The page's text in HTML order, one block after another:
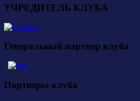
УЧРЕДИТЕЛЬ КЛУБА
Генеральный партнер клуба
Партнеры клуба